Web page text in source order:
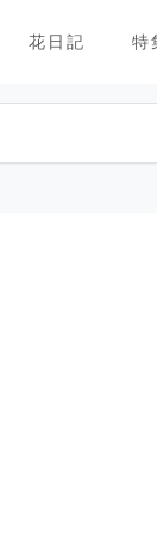
花日記 特